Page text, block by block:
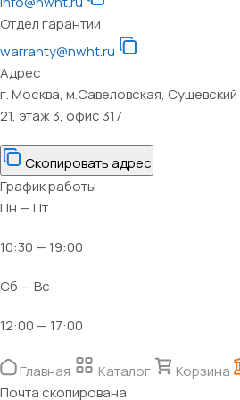
Отдел гарантии
warranty@nwht.ru
Адрес
г. Москва, м.Савеловская, Сущевский
21, этаж 3, офис 317
Скопировать адрес
График работы
Пн — Пт
10:30 — 19:00
Сб — Вс
12:00 — 17:00
Главная Каталог Корзина
Почта скопирована